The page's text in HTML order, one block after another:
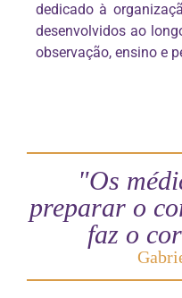
dedicado à
desenvolvidos ao
observação, ensino e
"Os
preparar o
faz o